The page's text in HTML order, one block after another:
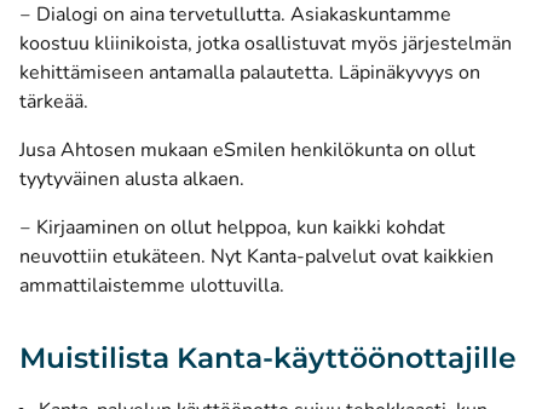
‒ Dialogi on aina tervetullutta. Asiakaskuntamme
koostuu kliinikoista, jotka osallistuvat myös järjestelmän
kehittämiseen antamalla palautetta. Läpinäkyvyys on
tärkeää.
Jusa Ahtosen mukaan eSmilen henkilökunta on ollut
tyytyväinen alusta alkaen.
‒ Kirjaaminen on ollut helppoa, kun kaikki kohdat
neuvottiin etukäteen. Nyt Kanta-palvelut ovat kaikkien
ammattilaistemme ulottuvilla.
Muistilista Kanta-käyttöönottajille